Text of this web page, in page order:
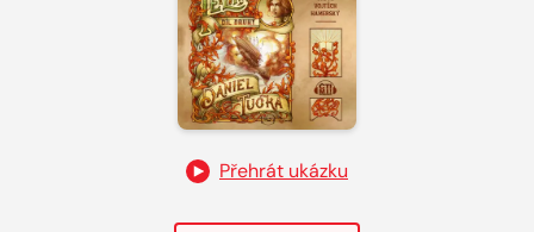
Přehrát ukázku